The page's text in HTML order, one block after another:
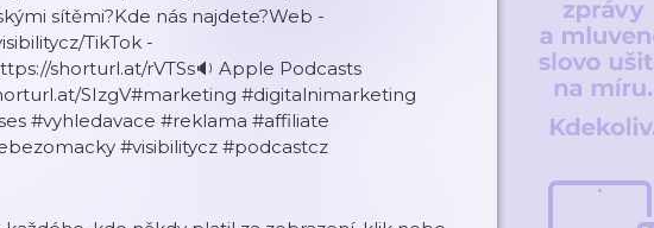
sítěmi?Kde nás najdete?Web -
TikTok -
shorturl.at/rVTSs🔉 Apple Podcasts
SIzgV#marketing #digitalnimarketing
#vyhledavace #reklama #affiliate
#visibilitycz #podcastcz